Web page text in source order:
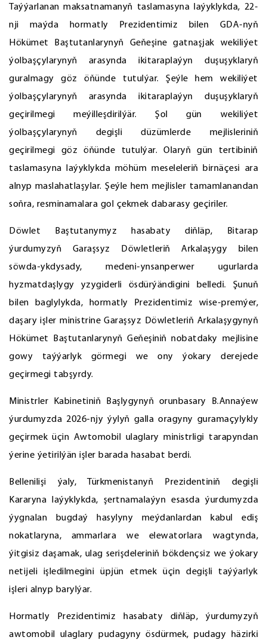
Taýýarlanan maksatnamanyň taslamasyna laýyklykda, 22-
nji maýda hormatly Prezidentimiz bilen GDA-nyň
Hökümet Baştutanlarynyň Geňeşine gatnaşjak wekiliýet
ýolbaşçylarynyň arasynda ikitaraplaýyn duşuşyklaryň
guralmagy göz öňünde tutulýar. Şeýle hem wekiliýet
ýolbaşçylarynyň arasynda ikitaraplaýyn duşuşyklaryň
geçirilmegi meýilleşdirilýär. Şol gün wekiliýet
ýolbaşçylarynyň degişli düzümlerde mejlisleriniň
geçirilmegi göz öňünde tutulýar. Olaryň gün tertibiniň
taslamasyna laýyklykda möhüm meseleleriň birnäçesi ara
alnyp maslahatlaşylar. Şeýle hem mejlisler tamamlanandan
soňra, resminamalara gol çekmek dabarasy geçiriler.
Döwlet Baştutanymyz hasabaty diňläp, Bitarap
ýurdumyzyň Garaşsyz Döwletleriň Arkalaşygy bilen
söwda-ykdysady, medeni-ynsanperwer ugurlarda
hyzmatdaşlygy yzygiderli ösdürýändigini belledi. Şunuň
bilen baglylykda, hormatly Prezidentimiz wise-premýer,
daşary işler ministrine Garaşsyz Döwletleriň Arkalaşygynyň
Hökümet Baştutanlarynyň Geňeşiniň nobatdaky mejlisine
gowy taýýarlyk görmegi we ony ýokary derejede
geçirmegi tabşyrdy.
Ministrler Kabinetiniň Başlygynyň orunbasary B.Annaýew
ýurdumyzda 2026-njy ýylyň galla oragyny guramaçylykly
geçirmek üçin Awtomobil ulaglary ministrligi tarapyndan
ýerine ýetirilýän işler barada hasabat berdi.
Bellenilişi ýaly, Türkmenistanyň Prezidentiniň degişli
Kararyna laýyklykda, şertnamalaýyn esasda ýurdumyzda
ýygnalan bugdaý hasylyny meýdanlardan kabul ediş
nokatlaryna, ammarlara we elewatorlara wagtynda,
ýitgisiz daşamak, ulag serişdeleriniň bökdençsiz we ýokary
netijeli işledilmegini üpjün etmek üçin degişli taýýarlyk
işleri alnyp barylýar.
Hormatly Prezidentimiz hasabaty diňläp, ýurdumyzyň
awtomobil ulaglary pudagyny ösdürmek, pudagy häzirki